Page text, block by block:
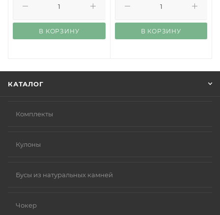
В КОРЗИНУ В КОРЗИНУ
КАТАЛОГ
Комплекты
Кулоны
Бусы из натуральных камней
Чокер